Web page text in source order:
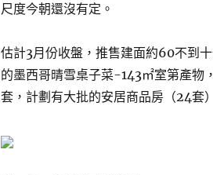
尺度今朝還沒有定。
估計3月份收盤，推售建面約60不到
的墨西哥晴雪桌子菜-143㎡室第產物
套，計劃有大批的安居商品房（24套